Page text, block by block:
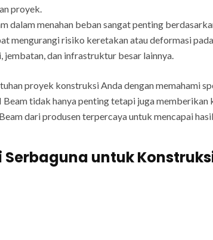
proyek.
dalam menahan beban sangat penting
mengurangi risiko keretakan atau deformasi
dan infrastruktur besar lainnya.
proyek konstruksi Anda dengan memahami
tidak hanya penting tetapi juga memberikan
dari produsen terpercaya untuk mencapai
Serbaguna untuk